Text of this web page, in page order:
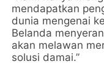
mendapatkan
dunia mengenai
Belanda
akan melawan
solusi damai.”